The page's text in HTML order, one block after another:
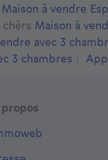
Maison à vendre
chèrs Maison à
avec 3
3 chambres